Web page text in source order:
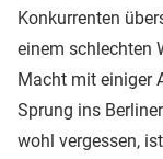
Konkurrenten
einem schlechten
Macht mit einiger
Sprung ins Berliner
wohl vergessen,